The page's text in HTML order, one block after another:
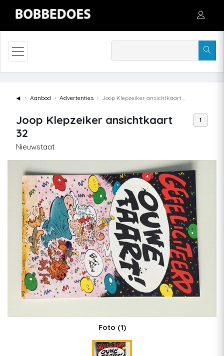
◄ Aanbod Advertenties Joop Klepzeiker ansichtkaart 32
Joop Klepzeiker ansichtkaart
32
Nieuwstaat
1
Foto (1)